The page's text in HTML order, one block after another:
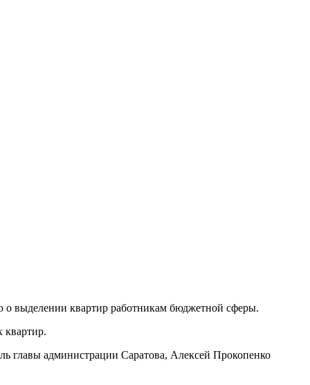
выделении квартир работникам бюджетной сферы.
квартир.
главы администрации Саратова, Алексей Прокопенко